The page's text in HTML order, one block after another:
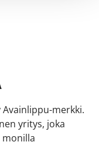
merkki.
yritys, joka